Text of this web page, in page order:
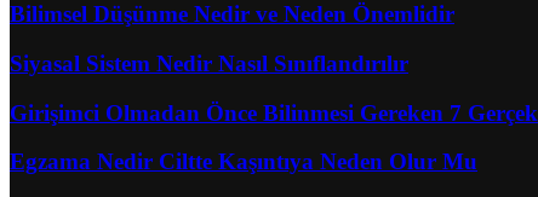
Bilimsel Düşünme Nedir ve Neden Önemlidir
Siyasal Sistem Nedir Nasıl Sınıflandırılır
Girişimci Olmadan Önce Bilinmesi Gereken 7 Gerçek
Egzama Nedir Ciltte Kaşıntıya Neden Olur Mu